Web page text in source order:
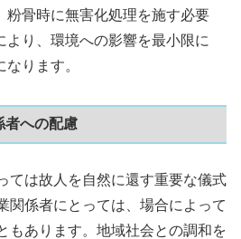
粉骨時に無害化処理を施す必要
より、環境への影響を最小限に
ります。
者への配慮
ては故人を自然に還す重要な儀式
関係者にとっては、場合によって
もあります。地域社会との調和を